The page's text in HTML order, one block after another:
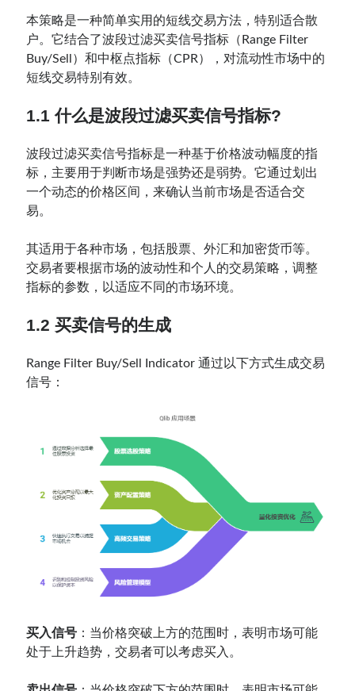
本策略是一种简单实用的短线交易方法，特别适合散
户。它结合了波段过滤买卖信号指标（Range Filter
Buy/Sell）和中枢点指标（CPR），对流动性市场中的
短线交易特别有效。
1.1 什么是波段过滤买卖信号指标?
波段过滤买卖信号指标是一种基于价格波动幅度的指
标，主要用于判断市场是强势还是弱势。它通过划出
一个动态的价格区间，来确认当前市场是否适合交
易。
其适用于各种市场，包括股票、外汇和加密货币等。
交易者要根据市场的波动性和个人的交易策略，调整
指标的参数，以适应不同的市场环境。
1.2买卖信号的生成
Range Filter Buy/Sell Indicator 通过以下方式生成交易
信号：
买入信号 ：当价格突破上方的范围时，表明市场可能
处于上升趋势，交易者可以考虑买入。